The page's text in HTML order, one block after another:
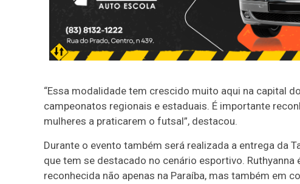
“Essa modalidade tem crescido muito aqui na capital
campeonatos regionais e estaduais. É importante
mulheres a praticarem o futsal”, destacou.
Durante o evento também será realizada a entrega da
que tem se destacado no cenário esportivo.
reconhecida não apenas na Paraíba, mas também em